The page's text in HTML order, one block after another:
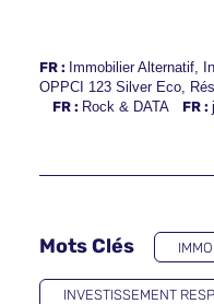
FR : Immobilier Alternatif,
OPPCI 123 Silver Eco,
FR : Rock & DATA FR :
Mots Clés
INVESTISSEMENT